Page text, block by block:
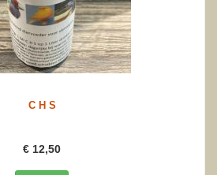
C H S
€ 12,50